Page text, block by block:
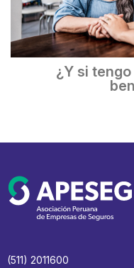
¿Y si
(511) 2011600